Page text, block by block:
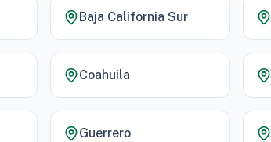
Baja California Sur
Coahuila
Guerrero